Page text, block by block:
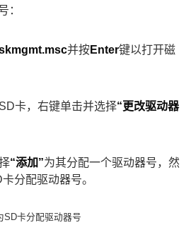
：
并按Enter键以打开磁
卡，右键单击并选择“更改驱动器
“添加”为其分配一个驱动器号，然
分配驱动器号。